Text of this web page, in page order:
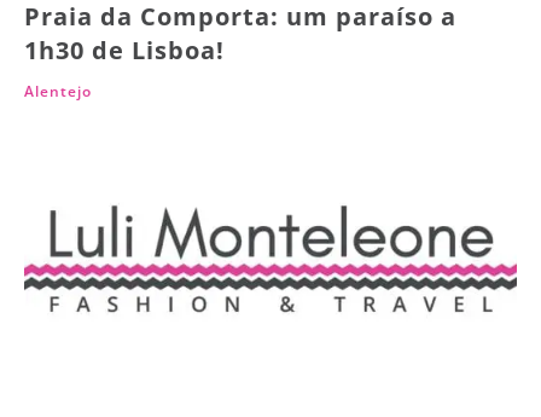
Praia da Comporta: um paraíso a
1h30 de Lisboa!
Alentejo